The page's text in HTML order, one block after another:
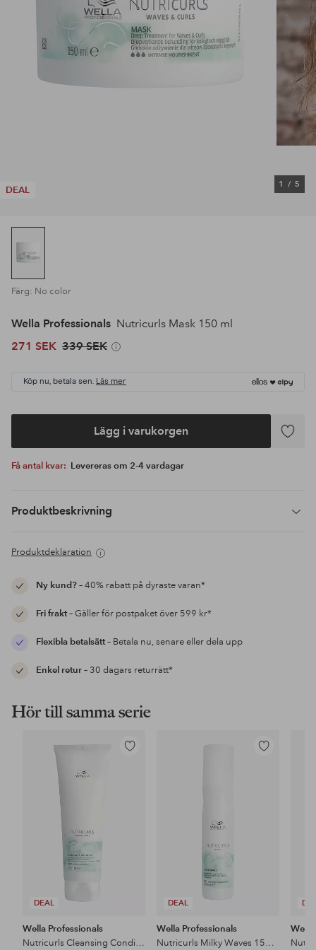
DEAL
1 / 5
Färg: No color
Wella Professionals Nutricurls Mask 150 ml
271 SEK 339 SEK
Köp nu, betala sen. Läs mer
Lägg i varukorgen
Lägg
Få antal kvar: Levereras om 2-4 vardagar
Produktbeskrivning
Produktdeklaration
Ny kund?– 40% rabatt på dyraste varan*
Fri frakt– Gäller för postpaket över 599 kr*
Flexibla betalsätt– Betala nu, senare eller dela upp
Enkel retur– 30 dagars returrätt*
Hör till samma serie
DEAL
Lägg
Wella Professionals
Nutricurls Cleansing Conditioner 250 ml
DEAL
Lägg
Wella Professionals
Nutricurls Milky Waves 150 ml
Wella